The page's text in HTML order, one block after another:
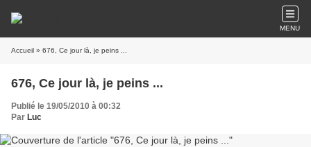
MENU
Accueil » 676, Ce jour là, je peins ...
676, Ce jour là, je peins ...
Publié le 19/05/2010 à 00:32
Par Luc